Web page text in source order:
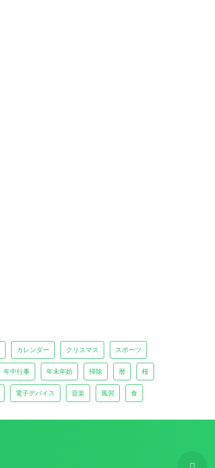
カレンダー クリスマス スポーツ
年中行事 年末年始 掃除 暦 桜
電子デバイス 音楽 風習 食